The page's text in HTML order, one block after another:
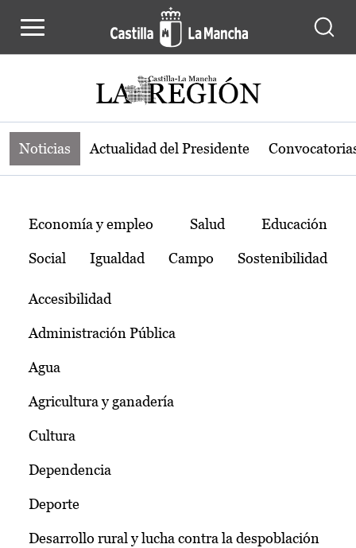
Noticias de la región de Castilla-La
Noticias Actualidad del Presidente
Temas
Economía y empleo Salud Educación
Social Igualdad Campo Sostenibilidad
Accesibilidad
Administración Pública
Agua
Agricultura y ganadería
Cultura
Dependencia
Deporte
Desarrollo rural y lucha contra la despoblación